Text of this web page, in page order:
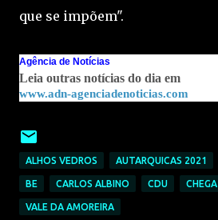
que se impõem".
Agência de Notícias
Leia outras notícias do dia em
www.adn-agenciadenoticias.com
ALHOS VEDROS AUTARQUICAS 2021
BE CARLOS ALBINO CDU CHEGA
VALE DA AMOREIRA